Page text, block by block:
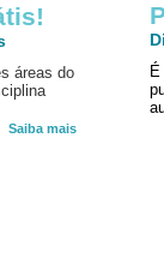
áreas do
Saiba mais